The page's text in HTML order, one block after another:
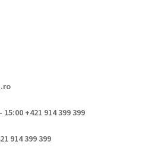
+421 914 399 399
914 399 399